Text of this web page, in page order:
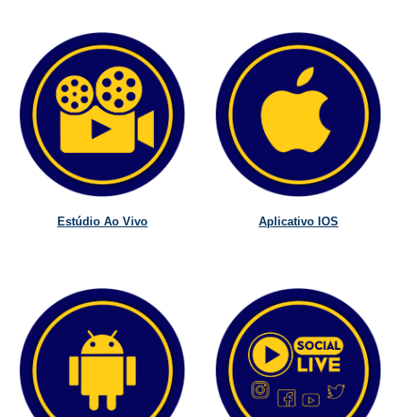
Estúdio Ao Vivo Aplicativo IOS